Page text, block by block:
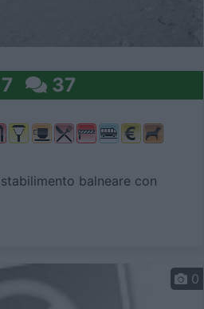
7 37
balneare con
0